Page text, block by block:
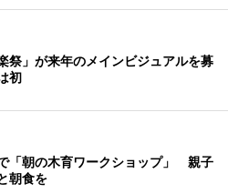
祭」が来年のメインビジュアルを募
初
「朝の木育ワークショップ」 親子
朝食を